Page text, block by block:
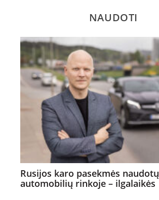
NAUDOTI
Rusijos karo pasekmės naudotų
automobilių rinkoje – ilgalaikės